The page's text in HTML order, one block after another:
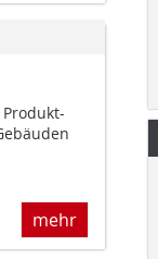
mehr